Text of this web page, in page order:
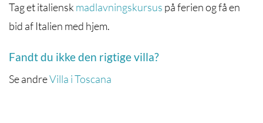
Tag et italiensk madlavningskursus på ferien og få en
bid af Italien med hjem.
Fandt du ikke den rigtige villa?
Se andreVilla i Toscana